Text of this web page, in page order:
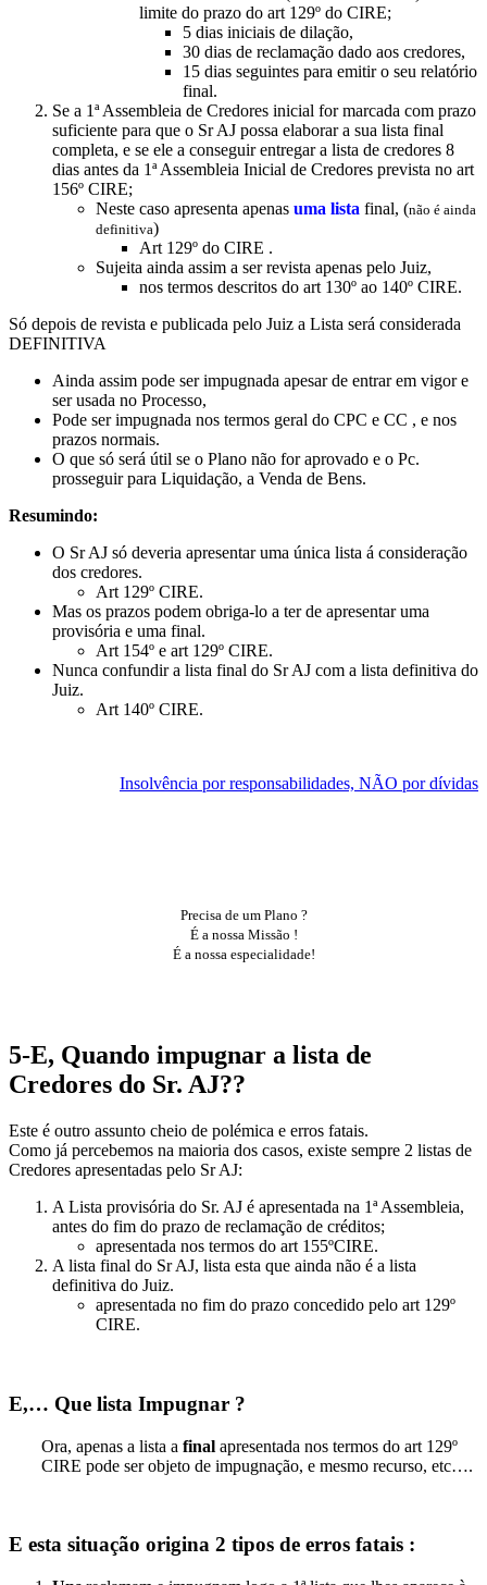
limite do prazo do art 129º do CIRE;
5 dias iniciais de dilação,
30 dias de reclamação dado aos credores,
15 dias seguintes para emitir o seu relatório
final.
Se a 1ª Assembleia de Credores inicial for marcada com prazo
suficiente para que o Sr AJ possa elaborar a sua lista final
completa, e se ele a conseguir entregar a lista de credores 8
dias antes da 1ª Assembleia Inicial de Credores prevista no art
156º CIRE;
Neste caso apresenta apenas uma lista final, (não é ainda
definitiva)
Art 129º do CIRE .
Sujeita ainda assim a ser revista apenas pelo Juiz,
nos termos descritos do art 130º ao 140º CIRE.
Só depois de revista e publicada pelo Juiz a Lista será considerada
DEFINITIVA
Ainda assim pode ser impugnada apesar de entrar em vigor e
ser usada no Processo,
Pode ser impugnada nos termos geral do CPC e CC , e nos
prazos normais.
O que só será útil se o Plano não for aprovado e o Pc.
prosseguir para Liquidação, a Venda de Bens.
Resumindo:
O Sr AJ só deveria apresentar uma única lista á consideração
dos credores.
Art 129º CIRE.
Mas os prazos podem obriga-lo a ter de apresentar uma
provisória e uma final.
Art 154º e art 129º CIRE.
Nunca confundir a lista final do Sr AJ com a lista definitiva do
Juiz.
Art 140º CIRE.
Insolvência por responsabilidades, NÃO por dívidas
Precisa de um Plano ?
É a nossa Missão !
É a nossa especialidade!
5-E, Quando impugnar a lista de
Credores do Sr. AJ??
Este é outro assunto cheio de polémica e erros fatais.
Como já percebemos na maioria dos casos, existe sempre 2 listas de
Credores apresentadas pelo Sr AJ:
A Lista provisória do Sr. AJ é apresentada na 1ª Assembleia,
antes do fim do prazo de reclamação de créditos;
apresentada nos termos do art 155ºCIRE.
A lista final do Sr AJ, lista esta que ainda não é a lista
definitiva do Juiz.
apresentada no fim do prazo concedido pelo art 129º
CIRE.
E,… Que lista Impugnar ?
Ora, apenas a lista a final apresentada nos termos do art 129º
CIRE pode ser objeto de impugnação, e mesmo recurso, etc….
E esta situação origina 2 tipos de erros fatais :